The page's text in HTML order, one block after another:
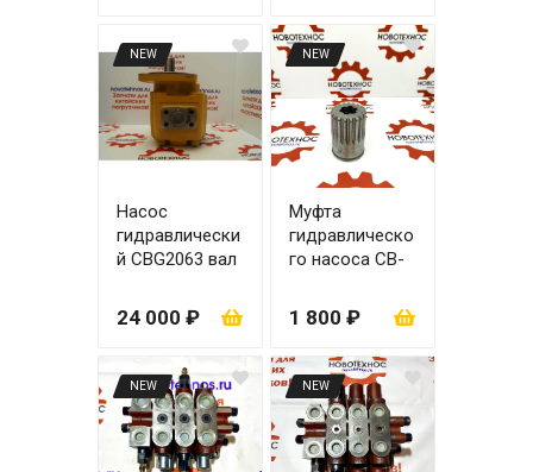
NEW
Насос
гидравлически
й CBG2063 вал
24 000 ₽
NEW
Муфта
гидравлическо
го насоса CB-
1 800 ₽
NEW NEW